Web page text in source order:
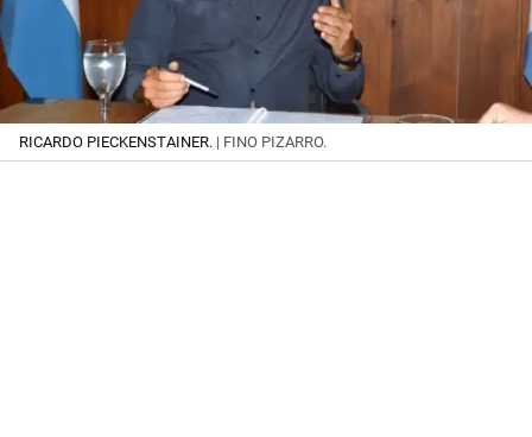
RICARDO PIECKENSTAINER. | FINO PIZARRO.